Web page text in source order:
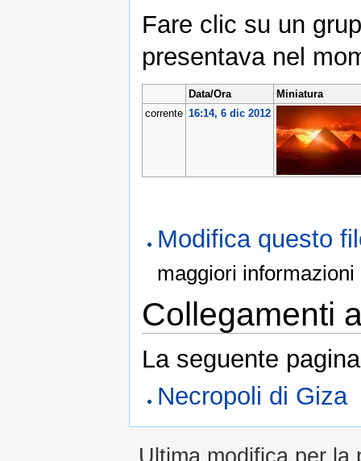
Fare clic su un
presentava nel
Data/Ora
Miniatura
corrente 16:14, 6 dic 2012
Modifica questo
maggiori
Collegamenti
La seguente
Necropoli di Giza
Ultima modifica per la